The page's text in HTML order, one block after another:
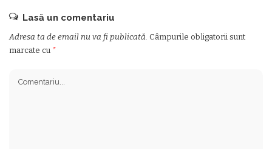
Lasă un comentariu
Adresa ta de email nu va fi publicată. Câmpurile obligatorii sunt
marcate cu *